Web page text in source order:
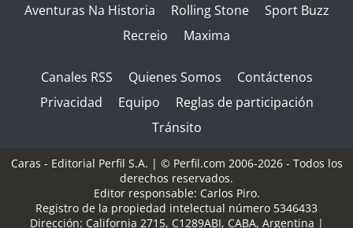
Aventuras Na Historia
Rolling Stone
Sport Buzz
Recreio
Maxima
Canales RSS Quienes Somos
Contáctenos
Privacidad
Equipo
Reglas de participación
Tránsito
Caras - Editorial Perfil S.A. | © Perfil.com 2006-2026 - Todos los
derechos reservados.
Editor responsable: Carlos Piro.
Registro de la propiedad intelectual número 5346433
Dirección: California 2715, C1289ABI, CABA, Argentina |